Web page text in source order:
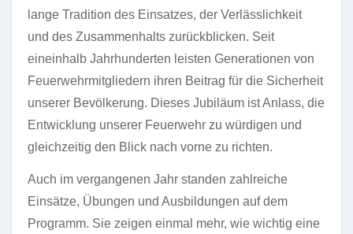
lange Tradition des Einsatzes, der Verlässlichkeit
und des Zusammenhalts zurückblicken. Seit
eineinhalb Jahrhunderten leisten Generationen von
Feuerwehrmitgliedern ihren Beitrag für die Sicherheit
unserer Bevölkerung. Dieses Jubiläum ist Anlass, die
Entwicklung unserer Feuerwehr zu würdigen und
gleichzeitig den Blick nach vorne zu richten.
Auch im vergangenen Jahr standen zahlreiche
Einsätze, Übungen und Ausbildungen auf dem
Programm. Sie zeigen einmal mehr, wie wichtig eine